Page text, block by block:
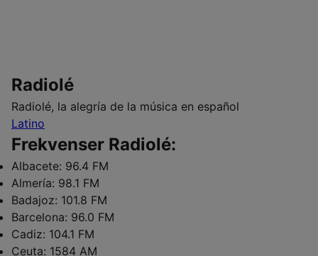
Radiolé
Radiolé, la alegría de la música en español
Latino
Frekvenser Radiolé:
Albacete: 96.4 FM
Almería: 98.1 FM
Badajoz: 101.8 FM
Barcelona: 96.0 FM
Cadiz: 104.1 FM
Ceuta: 1584 AM